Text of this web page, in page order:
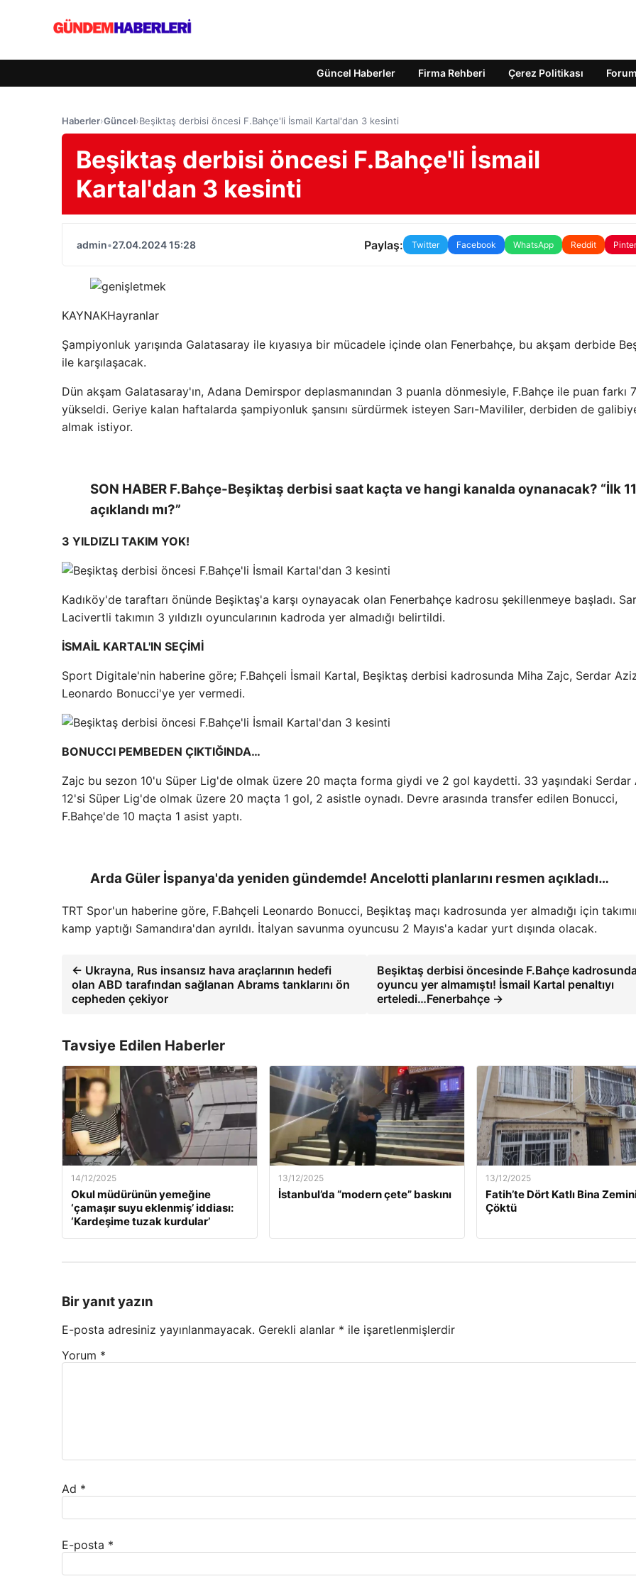
Güncel Haberler Firma Rehberi Çerez Politikası Forum
Haberler›Güncel›Beşiktaş derbisi öncesi F.Bahçe'li İsmail Kartal'dan 3 kesinti
Beşiktaş derbisi öncesi F.Bahçe'li İsmail
Kartal'dan 3 kesinti
admin•27.04.2024 15:28 Paylaş: Twitter Facebook WhatsApp Reddit
KAYNAKHayranlar
Şampiyonluk yarışında Galatasaray ile kıyasıya bir mücadele içinde olan Fenerbahçe, bu akşam derbide
ile karşılaşacak.
Dün akşam Galatasaray'ın, Adana Demirspor deplasmanından 3 puanla dönmesiyle, F.Bahçe ile puan farkı
yükseldi. Geriye kalan haftalarda şampiyonluk şansını sürdürmek isteyen Sarı-Mavililer, derbiden de
almak istiyor.
SON HABER F.Bahçe-Beşiktaş derbisi saat kaçta ve hangi kanalda oynanacak? “İlk 11
açıklandı mı?”
3 YILDIZLI TAKIM YOK!
Kadıköy'de taraftarı önünde Beşiktaş'a karşı oynayacak olan Fenerbahçe kadrosu şekillenmeye başladı.
Lacivertli takımın 3 yıldızlı oyuncularının kadroda yer almadığı belirtildi.
İSMAİL KARTAL'IN SEÇİMİ
Sport Digitale'nin haberine göre; F.Bahçeli İsmail Kartal, Beşiktaş derbisi kadrosunda Miha Zajc, Serdar
Leonardo Bonucci'ye yer vermedi.
BONUCCI PEMBEDEN ÇIKTIĞINDA…
Zajc bu sezon 10'u Süper Lig'de olmak üzere 20 maçta forma giydi ve 2 gol kaydetti. 33 yaşındaki Serdar
12'si Süper Lig'de olmak üzere 20 maçta 1 gol, 2 asistle oynadı. Devre arasında transfer edilen Bonucci,
F.Bahçe'de 10 maçta 1 asist yaptı.
Arda Güler İspanya'da yeniden gündemde! Ancelotti planlarını resmen açıkladı…
TRT Spor'un haberine göre, F.Bahçeli Leonardo Bonucci, Beşiktaş maçı kadrosunda yer almadığı için
kamp yaptığı Samandıra'dan ayrıldı. İtalyan savunma oyuncusu 2 Mayıs'a kadar yurt dışında olacak.
← Ukrayna, Rus insansız hava araçlarının hedefi
olan ABD tarafından sağlanan Abrams tanklarını ön
cepheden çekiyor
Beşiktaş derbisi öncesinde F.Bahçe
oyuncu yer almamıştı! İsmail Kartal penaltıyı
erteledi…Fenerbahçe →
Tavsiye Edilen Haberler
14/12/2025
Okul müdürünün yemeğine
‘çamaşır suyu eklenmiş’ iddiası:
‘Kardeşime tuzak kurdular’
13/12/2025
İstanbul’da “modern çete” baskını
13/12/2025
Fatih’te Dört Katlı Bina
Çöktü
Bir yanıt yazın
E-posta adresiniz yayınlanmayacak. Gerekli alanlar * ile işaretlenmişlerdir
Yorum *
Ad *
E-posta *